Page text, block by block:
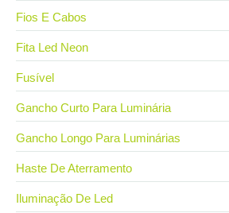
Fios E Cabos
Fita Led Neon
Fusível
Gancho Curto Para Luminária
Gancho Longo Para Luminárias
Haste De Aterramento
Iluminação De Led